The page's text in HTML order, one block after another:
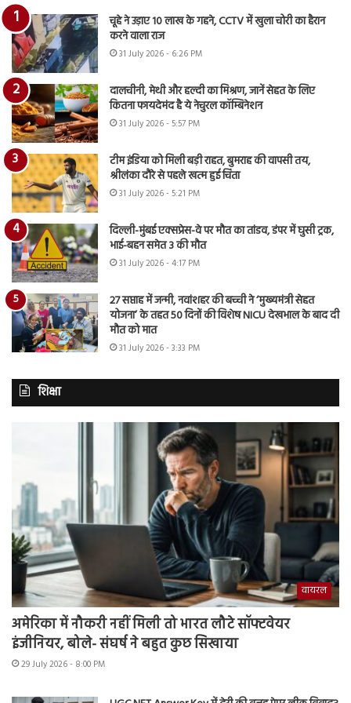
चूहे ने उड़ाए 10 लाख के गहने, CCTV में खुला चोरी का हैरान
करने वाला राज
31 July 2026 - 6:26 PM
दालचीनी, मेथी और हल्दी का मिश्रण, जानें सेहत के लिए
कितना फायदेमंद है ये नेचुरल कॉम्बिनेशन
31 July 2026 - 5:57 PM
टीम इंडिया को मिली बड़ी राहत, बुमराह की वापसी तय,
श्रीलंका दौरे से पहले खत्म हुई चिंता
31 July 2026 - 5:21 PM
दिल्ली-मुंबई एक्सप्रेस-वे पर मौत का तांडव, डंपर में घुसी ट्रक,
भाई-बहन समेत 3 की मौत
31 July 2026 - 4:17 PM
27 सप्ताह में जन्मी, नवांशहर की बच्ची ने ‘मुख्यमंत्री सेहत
योजना’ के तहत 50 दिनों की विशेष NICU देखभाल के बाद दी
मौत को मात
31 July 2026 - 3:33 PM
शिक्षा
वायरल
अमेरिका में नौकरी नहीं मिली तो भारत लौटे सॉफ्टवेयर
इंजीनियर, बोले- संघर्ष ने बहुत कुछ सिखाया
29 July 2026 - 8:00 PM